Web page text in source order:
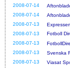
2008-07-14
2008-07-14
2008-07-13
2008-07-13
Fotboll
2008-07-13
2008-07-13
Svenska
2008-07-13
Viasat